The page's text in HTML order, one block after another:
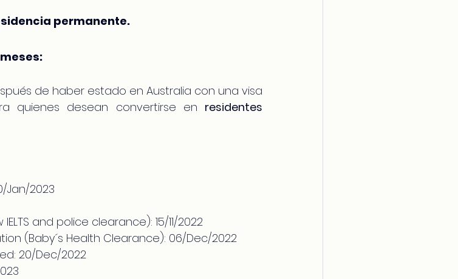
permanente.
de haber estado en Australia con una visa
quienes desean convertirse en residentes
Jan/2023
and police clearance): 15/11/2022
(Baby´s Health Clearance): 06/Dec/2022
20/Dec/2022